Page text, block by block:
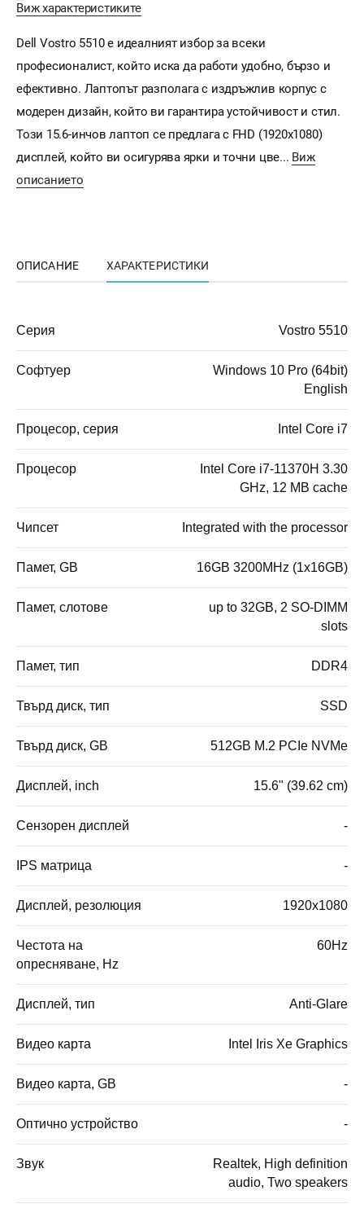
Виж характеристиките
Dell Vostro 5510 е идеалният избор за всеки
професионалист, който иска да работи удобно, бързо и
ефективно. Лаптопът разполага с издръжлив корпус с
модерен дизайн, който ви гарантира устойчивост и стил.
Този 15.6-инчов лаптоп се предлага с FHD (1920x1080)
дисплей, който ви осигурява ярки и точни цве... Виж
описанието
ОПИСАНИЕ ХАРАКТЕРИСТИКИ
Серия Vostro 5510
Софтуер
Windows 10 Pro (64bit)
English
Процесор, серия Intel Core i7
Процесор
Intel Core i7-11370H 3.30
GHz, 12 MB cache
Чипсет Integrated with the processor
Памет, GB 16GB 3200MHz (1x16GB)
Памет, слотове
up to 32GB, 2 SO-DIMM
slots
Памет, тип DDR4
Твърд диск, тип SSD
Твърд диск, GB 512GB M.2 PCIe NVMe
Дисплей, inch 15.6" (39.62 cm)
Сензорен дисплей -
IPS матрица -
Дисплей, резолюция 1920x1080
Честота на
опресняване, Hz
60Hz
Дисплей, тип Anti-Glare
Видео карта Intel Iris Xe Graphics
Видео карта, GB -
Оптично устройство -
Звук
Realtek, High definition
audio, Two speakers